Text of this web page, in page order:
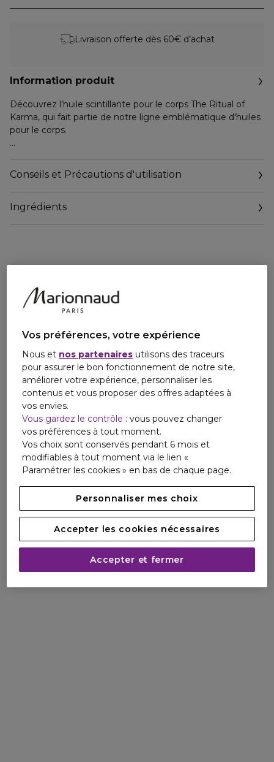
Livraison offerte dès 60€ d’achat
Information produit
Découvrez l'huile scintillante pour le corps The Ritual of
Karma, qui fait partie de notre ligne emblématique d'huiles
pour le corps.
mélange de jolies paillettes dorées et d'huiles nourrissantes
hydrate et adoucit, tout en illuminant la peau d'une teinte
Dans la senteur estivale de la fleur de lotus et du thé blanc,
Conseils et Précautions d'utilisation
Ingrédients
Vos préférences, votre expérience
Nous et nos partenaires utilisons des traceurs
pour assurer le bon fonctionnement de notre site,
améliorer votre expérience, personnaliser les
contenus et vous proposer des offres adaptées à
vos envies.
Vous gardez le contrôle : vous pouvez changer
vos préférences à tout moment.
Vos choix sont conservés pendant 6 mois et
modifiables à tout moment via le lien «
Paramétrer les cookies » en bas de chaque page.
Personnaliser mes choix
Accepter les cookies nécessaires
Accepter et fermer